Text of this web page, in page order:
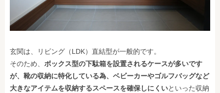
玄関は、リビング（LDK）直結型が一般的です。
そのため、 ボックス型の下駄箱を設置されるケースが多いです
が、靴の収納に特化している為、ベビーカーやゴルフバッグなど
大きなアイテムを収納するスペースを確保しにくいといった収納